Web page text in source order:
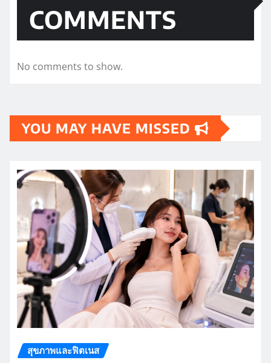
COMMENTS
No comments to show.
YOU MAY HAVE MISSED
สุขภาพและฟิตเนส